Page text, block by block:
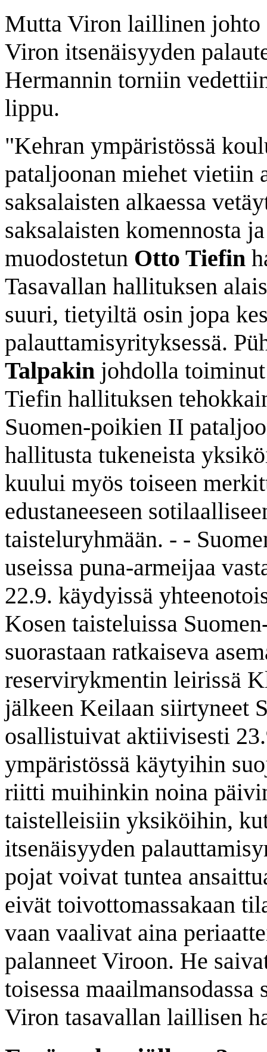
Mutta Viron laillinen
Viron itsenäisyyden
Hermannin torniin
lippu.
"Kehran ympäristössä
pataljoonan miehet vietiin
saksalaisten alkaessa
saksalaisten komennosta
muodostetun Otto Tiefin
Tasavallan hallituksen
suuri, tietyiltä osin jopa
palauttamisyrityksessä.
Talpakin johdolla
Tiefin hallituksen
Suomen-poikien II
hallitusta tukeneista
kuului myös toiseen
edustaneeseen
taisteluryhmään. - -
useissa puna-armeijaa
22.9. käydyissä
Kosen taisteluissa
suorastaan ratkaiseva
reservirykmentin leirissä
jälkeen Keilaan siirtyneet
osallistuivat aktiivisesti
ympäristössä käytyihin
riitti muihinkin noina
taistelleisiin yksiköihin,
itsenäisyyden
pojat voivat tuntea
eivät toivottomassakaan
vaan vaalivat aina
palanneet Viroon. He
toisessa
Viron tasavallan laillisen